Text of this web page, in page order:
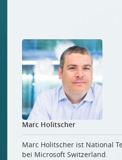
Marc Holitscher
Marc Holitscher ist National
bei Microsoft Switzerland.